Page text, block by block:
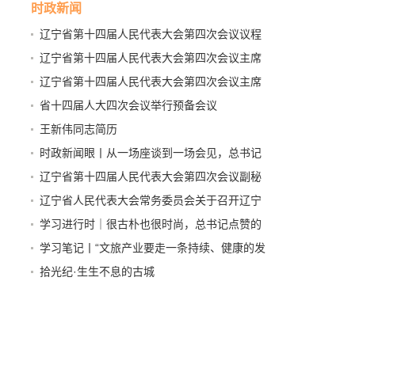
时政新闻
辽宁省第十四届人民代表大会第四次会议议程
辽宁省第十四届人民代表大会第四次会议主席
团和秘书长名单
辽宁省第十四届人民代表大会第四次会议主席
团常务主席名单
省十四届人大四次会议举行预备会议
王新伟同志简历
时政新闻眼丨从一场座谈到一场会见，总书记
两次讲话传递鲜明信息
辽宁省第十四届人民代表大会第四次会议副秘
书长名单
辽宁省人民代表大会常务委员会关于召开辽宁
省第十四届人民代表大会第四次会议的决定
学习进行时｜很古朴也很时尚，总书记点赞的
那些中国锦绣
学习笔记丨“文旅产业要走一条持续、健康的发
展之路”
拾光纪·生生不息的古城